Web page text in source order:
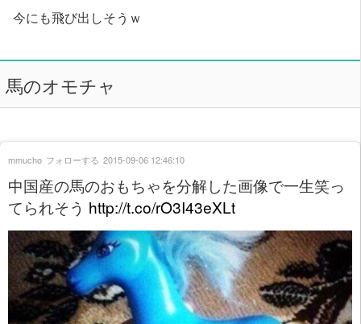
今にも飛び出しそうｗ
馬のオモチャ
中国産の馬のおもちゃを分解した画像で一生笑っ
てられそう http://t.co/rO3I43eXLt
mmucho フォローする 2015-09-06 12:46:10